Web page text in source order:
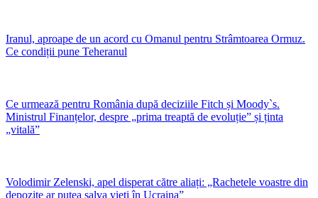
Iranul, aproape de un acord cu Omanul pentru Strâmtoarea Ormuz.
Ce condiții pune Teheranul
Ce urmează pentru România după deciziile Fitch și Moody`s.
Ministrul Finanțelor, despre „prima treaptă de evoluție” și ținta
„vitală”
Volodimir Zelenski, apel disperat către aliați: „Rachetele voastre din
depozite ar putea salva vieți în Ucraina”